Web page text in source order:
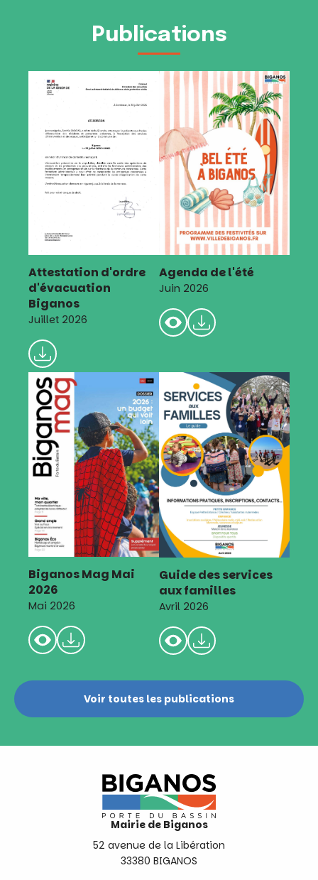
Publications
Attestation d'ordre
d'évacuation
Biganos
Juillet 2026
Agenda de l'été
Juin 2026
Biganos Mag Mai
2026
Mai 2026
Guide des services
aux familles
Avril 2026
Voir toutes les publications
Mairie de Biganos
52 avenue de la Libération
33380 BIGANOS